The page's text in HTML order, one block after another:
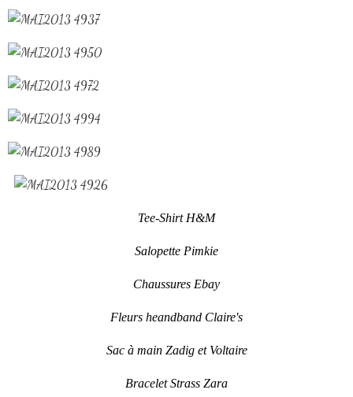
Tee-Shirt H&M
Salopette Pimkie
Chaussures Ebay
Fleurs heandband Claire's
Sac à main Zadig et Voltaire
Bracelet Strass Zara